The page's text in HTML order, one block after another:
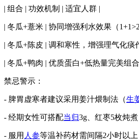
| 组合 | 功效机制 | 适宜人群 |
| 冬瓜+薏米 | 协同增强利水效果（
| 冬瓜+陈皮 | 调和寒性，增强理气化痰
| 冬瓜+鸭肉 | 优质蛋白+低热量完美组
禁忌警示：
- 脾胃虚寒者建议采用姜汁煨制法（生
- 经期女性可搭配当归3g、红枣5枚炖煮
- 服用 人参等温补药材需间隔2小时以上